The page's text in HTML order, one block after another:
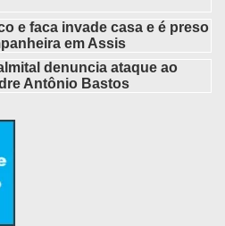
e faca invade casa e é preso
em Assis
denuncia ataque ao
Antônio Bastos